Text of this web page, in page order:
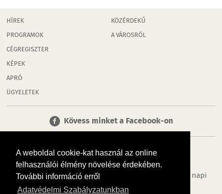
A weboldal cookie-kat használ az online
felhasználói élmény növelése érdekében.
További információ erről
Adatvédelmi Szabályzatunkban
HÍREK
PROGRAMOK
CÉGREGISZTER
KÉPEK
APRÓ
ÜGYELETEK
KÖZÉRDEKŰ
A VÁROSRÓL
Kövess minket a Facebook-on
Tudj meg többet városodról! Hírek, programok, képek, napi
menü, cégek…. és minden, ami Mosonmagyaróvár